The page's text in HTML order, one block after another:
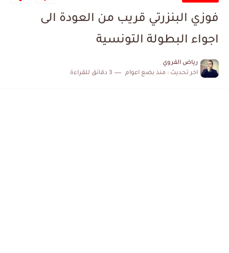
فوزي البنزرتي قريب من العودة الى
اجواء البطولة التونسية
رياض القروي
اخر تحديث : منذ بضع اعوام 3 دقائق للقراءة